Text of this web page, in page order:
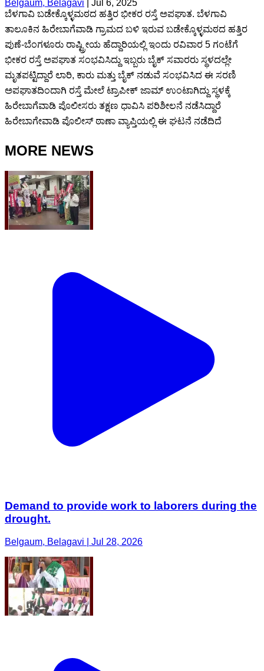
Belgaum, Belagavi
Jul 6, 2025
ಬೆಳಗಾವಿ ಬಡೇಕ್ಕೊಳ್ಳಮಠದ ಹತ್ತಿರ ಭೀಕರ ರಸ್ತೆ ಅಪಘಾತ. ಬೆಳಗಾವಿ
ತಾಲೂಕಿನ ಹಿರೇಬಾಗೆವಾಡಿ ಗ್ರಾಮದ ಬಳಿ ಇರುವ ಬಡೇಕ್ಕೊಳ್ಳಮಠದ ಹತ್ತಿರ
ಪುಣೆ-ಬೆಂಗಳೂರು ರಾಷ್ಟ್ರೀಯ ಹೆದ್ದಾರಿಯಲ್ಲಿ ಇಂದು ರವಿವಾರ 5 ಗಂಟೆಗೆ
ಭೀಕರ ರಸ್ತೆ ಅಪಘಾತ ಸಂಭವಿಸಿದ್ದು ಇಬ್ಬರು ಬೈಕ್‌ ಸವಾರರು ಸ್ಥಳದಲ್ಲೇ
ಮೃತಪಟ್ಟಿದ್ದಾರೆ ಲಾರಿ, ಕಾರು ಮತ್ತು ಬೈಕ್ ನಡುವೆ ಸಂಭವಿಸಿದ ಈ ಸರಣಿ
ಅಪಘಾತದಿಂದಾಗಿ ರಸ್ತೆ ಮೇಲೆ ಟ್ರಾಪೀಕ್ ಜಾಮ್ ಉಂಟಾಗಿದ್ದು ಸ್ಥಳಕ್ಕೆ
ಹಿರೇಬಾಗೆವಾಡಿ ಪೊಲೀಸರು ತಕ್ಷಣ ಧಾವಿಸಿ ಪರಿಶೀಲನೆ ನಡೆಸಿದ್ದಾರೆ
ಹಿರೇಬಾಗೇವಾಡಿ ಪೊಲೀಸ್‌ ಠಾಣಾ ವ್ಯಾಪ್ತಿಯಲ್ಲಿ ಈ ಘಟನೆ ನಡೆದಿದೆ
MORE NEWS
Demand to provide work to laborers during the
drought.
Belgaum, Belagavi | Jul 28, 2026